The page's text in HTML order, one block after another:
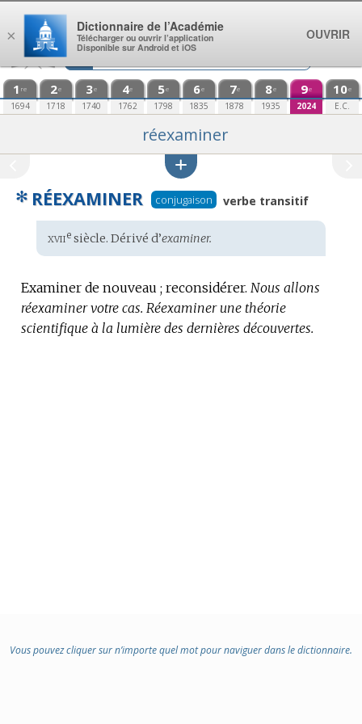
Aller au contenu
1 re
1694
2e
1718
3e
1740
4e
1762
5e
1798
6e
1835
7e
1878
8e
1935
9e
2024
10e
E.C.
réexaminer
✻ RÉEXAMINER conjugaison verbe transitif
Étymologie
:
xviiesiècle. Dérivé d’examiner.
Examiner de nouveau ; reconsidérer. Nous allons
réexaminer votre cas. Réexaminer une théorie
scientifique à la lumière des dernières découvertes.
Vous pouvez cliquer sur n’importe quel mot pour naviguer dans le dictionnaire.
×
Dictionnaire de l’Académie
Télécharger ou ouvrir l’application
Disponible sur Android et iOS
OUVRIR